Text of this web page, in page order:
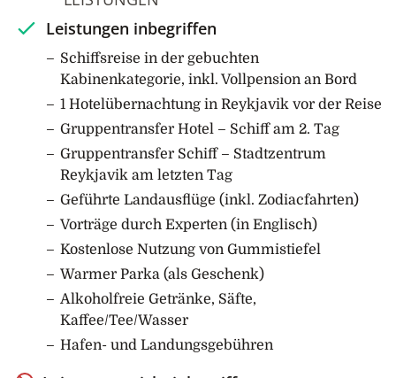
lebt hier. Zum Abschluss fahren Sie durch den
Eisberge und – wie manche sagen – dem schönsten
Fjordsystem der Welt. Orte wie Frederiksdal und
Sydkap bieten die Möglichkeit, die farbenfrohe
Tundra und die Überreste von alten Thule-Siedlungen
zu erkunden.
Am Eingang des Sunds liegt die nördlichste
Gemeinde Ostgrönlands, Ittoqqortoormiit, wo Sie Zeit
damit verbringen können, mit den Inuit in Kontakt zu
treten und etwas über ihre Lebensweise zu erfahren.
Wenn der Himmel klar ist, haben Sie hier auch die
Chance, das Nordlicht zu sehen. Herrliche Aussichten
erwarten Sie auch am Kong Oscar Fjord mit
zerklüfteten Klippen und eisbedeckten Gewässer
Leistungen inbegriffen
Schiffsreise in der gebuchten
Kabinenkategorie, inkl. Vollpension an Bord
1 Hotelübernachtung in Reykjavik vor der Reise
Gruppentransfer Hotel – Schiff am 2. Tag
Gruppentransfer Schiff – Stadtzentrum
Reykjavik am letzten Tag
Geführte Landausflüge (inkl. Zodiacfahrten)
Vorträge durch Experten (in Englisch)
Kostenlose Nutzung von Gummistiefel
Warmer Parka (als Geschenk)
Alkoholfreie Getränke, Säfte,
Kaffee/Tee/Wasser
Hafen- und Landungsgebühren